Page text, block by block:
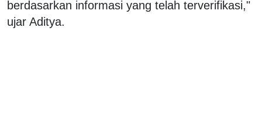
berdasarkan informasi yang telah terverifikasi,"
ujar Aditya.